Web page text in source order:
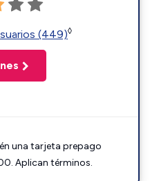
(449)◊
una tarjeta prepago
Aplican términos.